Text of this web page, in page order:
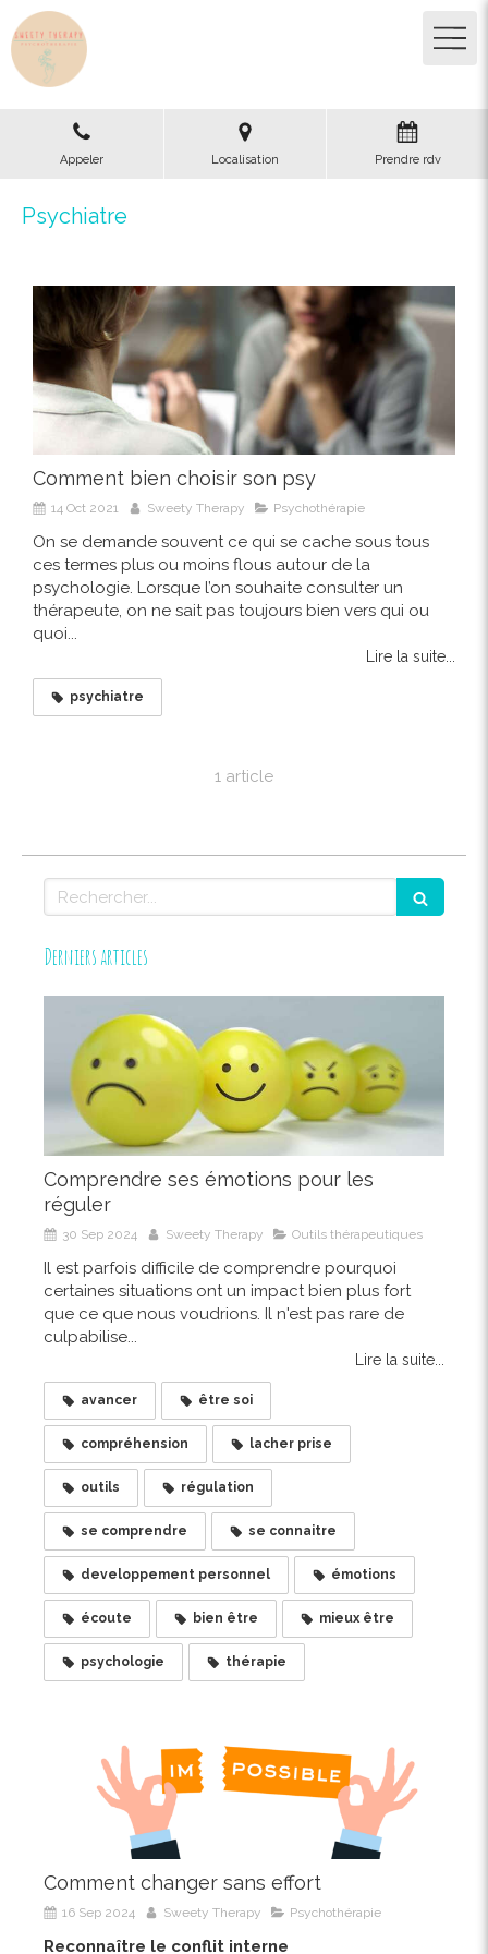
Appeler Localisation Prendre rdv
Psychiatre
Comment bien choisir son psy
14 Oct 2021 Sweety Therapy Psychothérapie
On se demande souvent ce qui se cache sous tous
ces termes plus ou moins flous autour de la
psychologie. Lorsque l’on souhaite consulter un
thérapeute, on ne sait pas toujours bien vers qui ou
quoi...
Lire la suite...
psychiatre
1 article
Rechercher
Derniers articles
Comprendre ses émotions pour les
réguler
30 Sep 2024 Sweety Therapy Outils thérapeutiques
Il est parfois difficile de comprendre pourquoi
certaines situations ont un impact bien plus fort
que ce que nous voudrions. Il n'est pas rare de
culpabilise...
Lire la suite...
avancer être soi
compréhension lacher prise
outils régulation
se comprendre se connaitre
developpement personnel émotions
écoute bien être mieux être
psychologie thérapie
Comment changer sans effort
16 Sep 2024 Sweety Therapy Psychothérapie
Reconnaître le conflit interne